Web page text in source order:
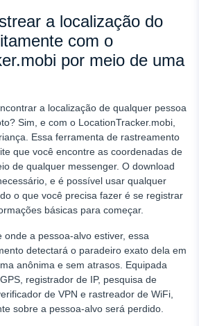
a localização do
com o
por meio de uma
a localização de qualquer pessoa
Sim, e com o LocationTracker.mobi,
Essa ferramenta de rastreamento
que você encontre as coordenadas de
de qualquer messenger. O download
e é possível usar qualquer
o que você precisa fazer é se registrar
básicas para começar.
onde a pessoa-alvo estiver, essa
detectará o paradeiro exato dela em
anônima e sem atrasos. Equipada
registrador de IP, pesquisa de
de VPN e rastreador de WiFi,
sobre a pessoa-alvo será perdido.